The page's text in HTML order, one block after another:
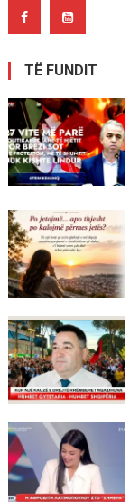
TË FUNDIT